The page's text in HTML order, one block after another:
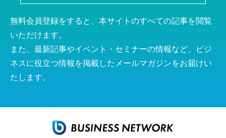
無料会員登録をすると、本サイトのすべての記事を閲覧
いただけます。
また、最新記事やイベント・セミナーの情報など、ビジ
ネスに役立つ情報を掲載したメールマガジンをお届けい
たします。